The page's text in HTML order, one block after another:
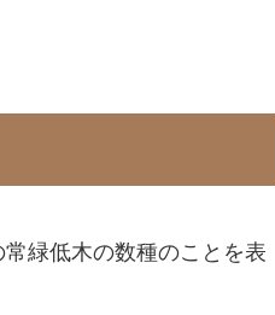
緑低木の数種のことを表